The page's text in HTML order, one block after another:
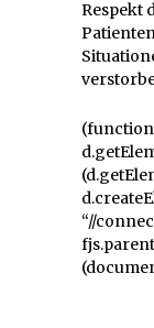
Respekt
“//